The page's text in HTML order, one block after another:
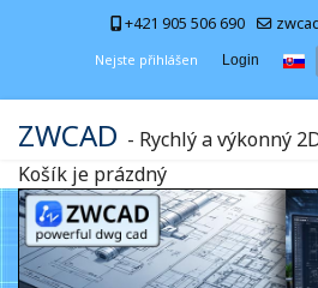
+421 905 506 690
Nejste přihlášen Login
ZWCAD - Rychlý a výkonný
Košík je prázdný